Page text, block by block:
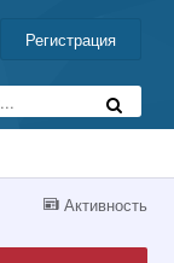
Регистрация
Активность